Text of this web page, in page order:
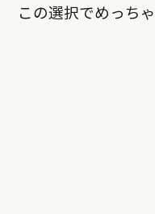
この選択でめっち